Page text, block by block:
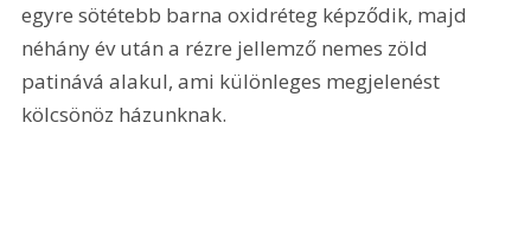
egyre sötétebb barna oxidréteg képződik, majd
néhány év után a rézre jellemző nemes zöld
patinává alakul, ami különleges megjelenést
kölcsönöz házunknak.